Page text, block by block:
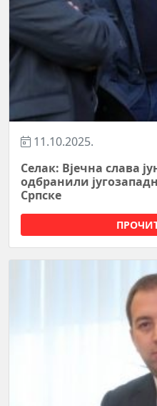
11.10.2025.
Селак: Вјечна слава
одбранили
Српске